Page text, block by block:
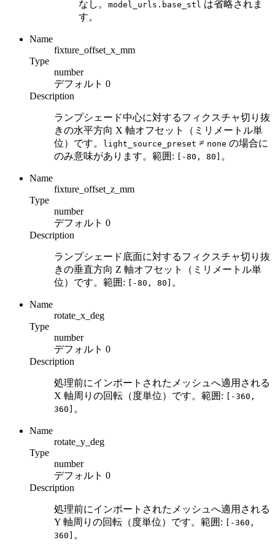
なし。 model_urls.base_stl は省略されま
す。
Name
fixture_offset_x_mm
Type
number
デフォルト 0
Description
ランプシェード中心に対するフィクスチャ切り抜
きの水平方向 X 軸オフセット（ミリメートル単
位）です。
light_source_preset ≠ none の場合に
のみ意味があります。範囲: [-80, 80] 。
Name
fixture_offset_z_mm
Type
number
デフォルト 0
Description
ランプシェード底面に対するフィクスチャ切り抜
きの垂直方向 Z 軸オフセット（ミリメートル単
位）です。範囲: [-80, 80] 。
Name
rotate_x_deg
Type
number
デフォルト 0
Description
処理前にインポートされたメッシュへ適用される
X 軸周りの回転（度単位）です。範囲: [-360,
360] 。
Name
rotate_y_deg
Type
number
デフォルト 0
Description
処理前にインポートされたメッシュへ適用される
Y 軸周りの回転（度単位）です。範囲: [-360,
360] 。